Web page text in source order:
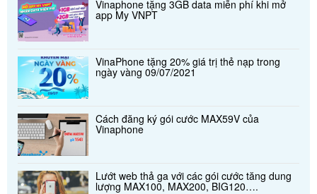
Vinaphone tặng 3GB data miễn phí khi mở
app My VNPT
VinaPhone tặng 20% giá trị thẻ nạp trong
ngày vàng 09/07/2021
Cách đăng ký gói cước MAX59V của
Vinaphone
Lướt web thả ga với các gói cước tăng dung
lượng MAX100, MAX200, BIG120….